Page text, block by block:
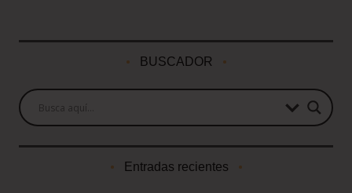
BUSCADOR
Entradas recientes